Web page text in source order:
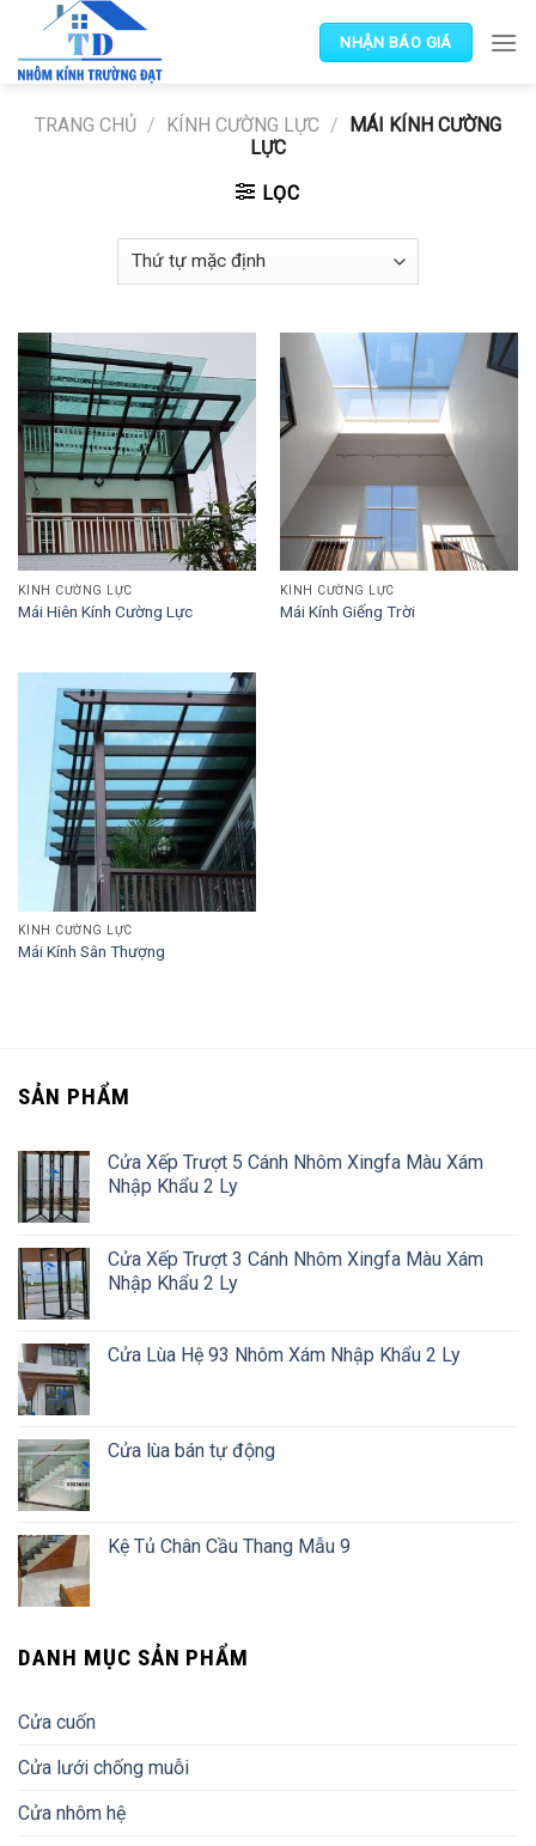
content
NHẬN BÁO GIÁ
TRANG CHỦ / KÍNH CƯỜNG LỰC / MÁI KÍNH CƯỜNG
LỰC
LỌC
KÍNH CƯỜNG LỰC
Mái Hiên Kính Cường Lực
KÍNH CƯỜNG LỰC
Mái Kính Giếng Trời
KÍNH CƯỜNG LỰC
Mái Kính Sân Thượng
SẢN PHẨM
Cửa Xếp Trượt 5 Cánh Nhôm Xingfa Màu Xám
Nhập Khẩu 2 Ly
Cửa Xếp Trượt 3 Cánh Nhôm Xingfa Màu Xám
Nhập Khẩu 2 Ly
Cửa Lùa Hệ 93 Nhôm Xám Nhập Khẩu 2 Ly
Cửa lùa bán tự động
Kệ Tủ Chân Cầu Thang Mẫu 9
DANH MỤC SẢN PHẨM
Cửa cuốn
Cửa lưới chống muỗi
Cửa nhôm hệ